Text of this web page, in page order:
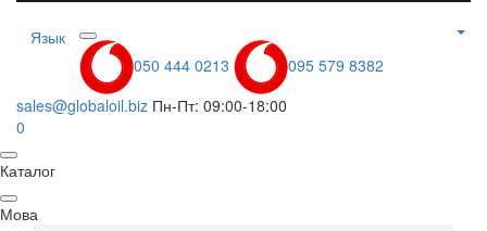
Язык
050 444 0213
095 579 8382
sales@globaloil.biz Пн-Пт: 09:00-18:00
0
Каталог
Мова